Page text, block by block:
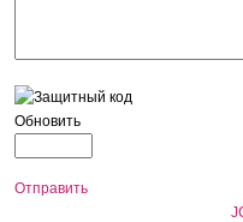
Обновить
Отправить